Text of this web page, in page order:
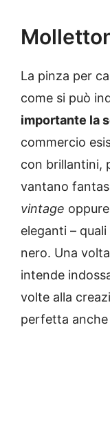
La pinza per
come si può
importante la
commercio
con brillantini,
vantano
vintage
eleganti –
nero. Una
intende
volte alla
perfetta